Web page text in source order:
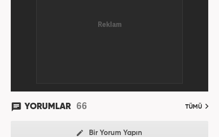
YORUMLAR 66 TÜMÜ
Bir Yorum Yapın